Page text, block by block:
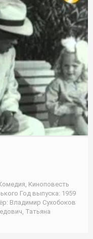
Киноповесть
Год выпуска: 1959
Владимир Сухобоков
Татьяна